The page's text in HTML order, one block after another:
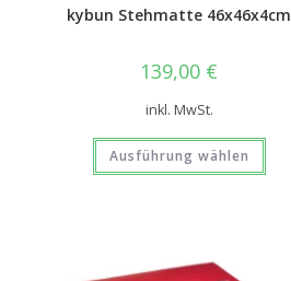
kybun Stehmatte 46x46x4cm
139,00 €
inkl. MwSt.
Ausführung wählen